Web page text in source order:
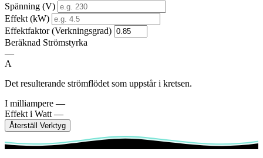
Spänning (V)
Effekt (kW)
Effektfaktor (Verkningsgrad)
Beräknad Strömstyrka
—
A
Det resulterande strömflödet som uppstår i kretsen.
I milliampere —
Effekt i Watt —
Återställ Verktyg